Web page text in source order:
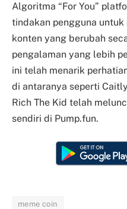
Algoritma “For You”
tindakan pengguna untuk
konten yang berubah
pengalaman yang lebih
ini telah menarik
di antaranya seperti
Rich The Kid telah
sendiri di Pump.fun.
meme coin